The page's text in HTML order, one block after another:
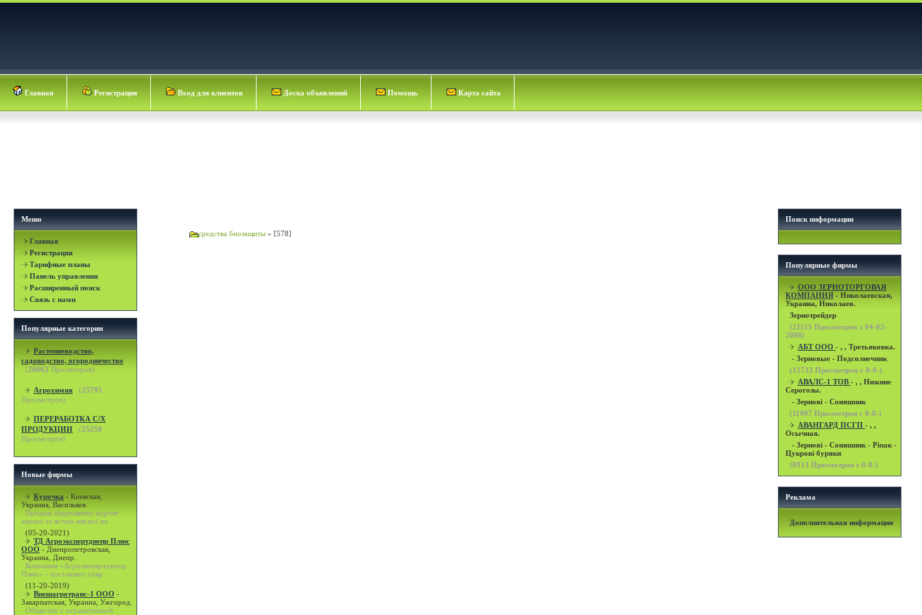
Главная Регистрация Вход для клиентов Доска объявлений Помощь Карта сайта
Меню
Главная
Регистрация
Тарифные планы
Панель управления
Расширенный поиск
Связь с нами
Популярные категории
Растениеводство,
садоводство, огородничество
(26062 Просмотров)
Агрохимия (25795
Просмотров)
ПЕРЕРАБОТКА С/Х
ПРОДУКЦИИ
(25250
Просмотров)
Новые фирмы
Курочка - Киевская,
Украина, Васильков.
Продаж підрощених курчат
мясної та яєчно-мясної по
(05-20-2021)
ТД Агроэкспертднепр Плюс
ООО - Днепропетровская,
Украина, Днепр.
Компания «Агроэкспертднепр
Плюс» - поставляет совр
(11-20-2019)
Внешагротранс-1 ООО -
Закарпатская, Украина, Ужгород.
Общество с ограниченной
средства биозащиты» [578]
Поиск информации
Популярные фирмы
OOO ЗЕРНОТОРГОВАЯ
КОМПАНИЯ - Николаевская,
Украина, Николаев.
Зернотрейдер
(21155 Просмотров с 04-02-
2008)
АБТ ООО - , , Третьяковка.
- Зерновые - Подсолнечник
(12733 Просмотров с 0-0-)
АВАЛС-1 ТОВ - , , Нижние
Серогозы.
- Зернові - Соняшник
(11907 Просмотров с 0-0-)
АВАНГАРД ПСГП - , ,
Осычная.
- Зернові - Соняшник - Ріпак -
Цукрові буряки
(8913 Просмотров с 0-0-)
Реклама
Дополнительная информация